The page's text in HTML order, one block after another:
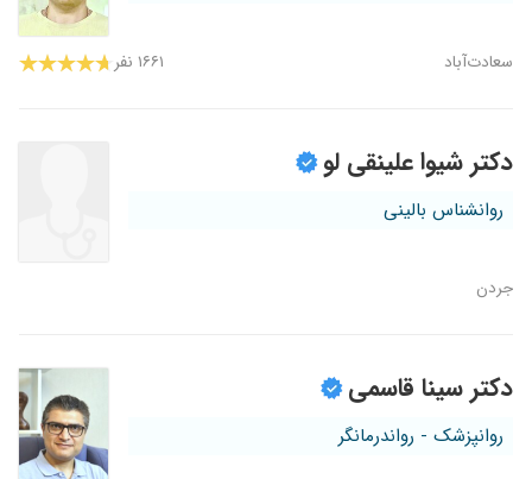
سعادت‌آباد ۱۶۶۱ نفر
دکتر شیوا علینقی لو
روانشناس بالینی
جردن
دکتر سینا قاسمی
روانپزشک - رواندرمانگر